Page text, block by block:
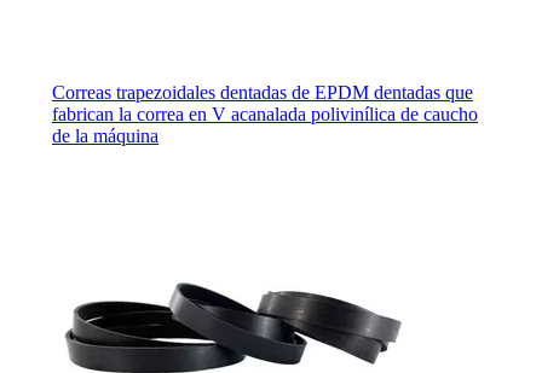
Correas trapezoidales dentadas de EPDM dentadas que
fabrican la correa en V acanalada polivinílica de caucho
de la máquina